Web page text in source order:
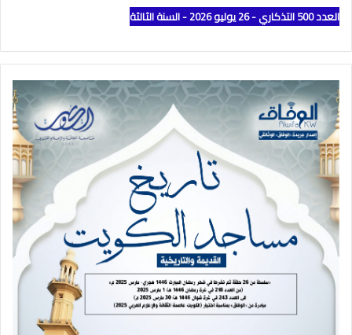
العدد 500 التذكاري - 26 يوليو 2026 - السنة الثالثة